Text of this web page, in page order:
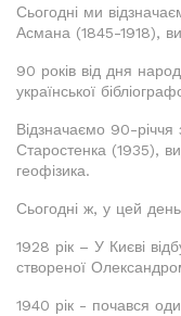
Сьогодні ми
Асмана (1845-1918),
90 років від дня
української
Відзначаємо 90-річчя
Старостенка (1935),
геофізика.
Сьогодні ж, у цей
1928 рік – У Києві
створеної
1940 рік - почався